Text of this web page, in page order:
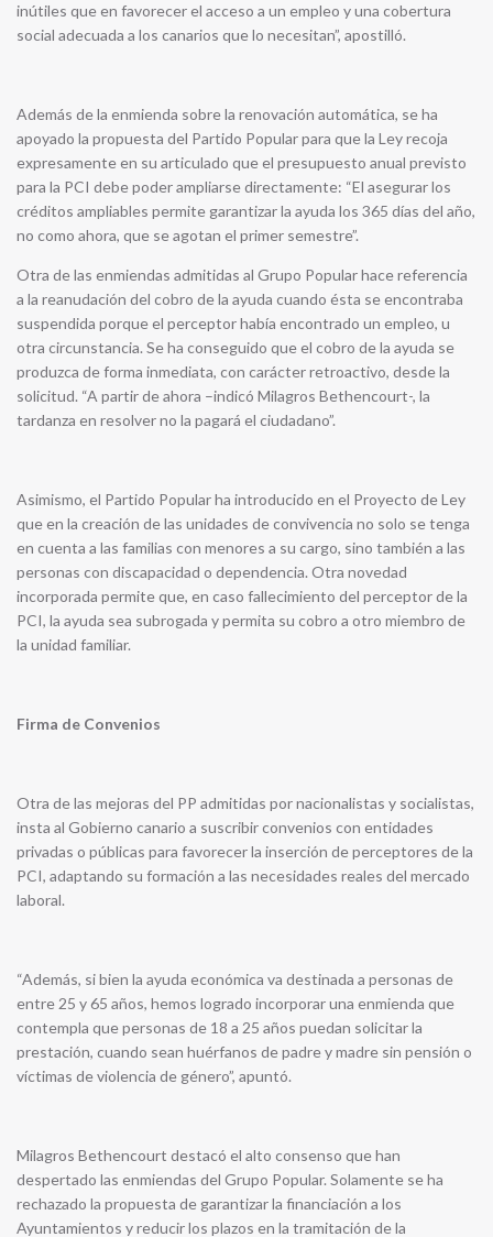
inútiles que en favorecer el acceso a un empleo y una cobertura
social adecuada a los canarios que lo necesitan”, apostilló.
Además de la enmienda sobre la renovación automática, se ha
apoyado la propuesta del Partido Popular para que la Ley recoja
expresamente en su articulado que el presupuesto anual previsto
para la PCI debe poder ampliarse directamente: “El asegurar los
créditos ampliables permite garantizar la ayuda los 365 días del año,
no como ahora, que se agotan el primer semestre”.
Otra de las enmiendas admitidas al Grupo Popular hace referencia
a la reanudación del cobro de la ayuda cuando ésta se encontraba
suspendida porque el perceptor había encontrado un empleo, u
otra circunstancia. Se ha conseguido que el cobro de la ayuda se
produzca de forma inmediata, con carácter retroactivo, desde la
solicitud. “A partir de ahora –indicó Milagros Bethencourt-, la
tardanza en resolver no la pagará el ciudadano”.
Asimismo, el Partido Popular ha introducido en el Proyecto de Ley
que en la creación de las unidades de convivencia no solo se tenga
en cuenta a las familias con menores a su cargo, sino también a las
personas con discapacidad o dependencia. Otra novedad
incorporada permite que, en caso fallecimiento del perceptor de la
PCI, la ayuda sea subrogada y permita su cobro a otro miembro de
la unidad familiar.
Firma de Convenios
Otra de las mejoras del PP admitidas por nacionalistas y socialistas,
insta al Gobierno canario a suscribir convenios con entidades
privadas o públicas para favorecer la inserción de perceptores de la
PCI, adaptando su formación a las necesidades reales del mercado
laboral.
“Además, si bien la ayuda económica va destinada a personas de
entre 25 y 65 años, hemos logrado incorporar una enmienda que
contempla que personas de 18 a 25 años puedan solicitar la
prestación, cuando sean huérfanos de padre y madre sin pensión o
víctimas de violencia de género”, apuntó.
Milagros Bethencourt destacó el alto consenso que han
despertado las enmiendas del Grupo Popular. Solamente se ha
rechazado la propuesta de garantizar la financiación a los
Ayuntamientos y reducir los plazos en la tramitación de la